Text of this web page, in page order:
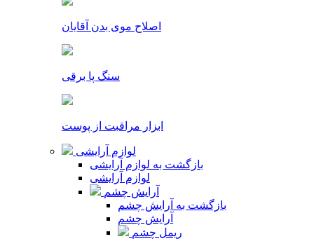
اصلاح موی بدن آقایان
سنگ پا برقی
ابزار مراقبت از پوست
لوازم آرایشی
بازگشت به لوازم آرایشی
لوازم آرایشی
آرایش چشم
بازگشت به آرایش چشم
آرایش چشم
ریمل چشم